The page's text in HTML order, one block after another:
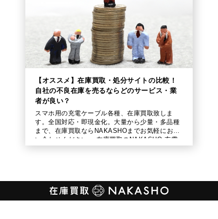
【オススメ】在庫買取・処分サイトの比較！
自社の不良在庫を売るならどのサービス・業
者が良い？
スマホ用の充電ケーブル各種、在庫買取致しま
す。全国対応・即現金化。大量から少量・多品種
まで、在庫買取ならNAKASHOまでお気軽にお問
い合わせください。 在庫買取のNAKASHO 充電